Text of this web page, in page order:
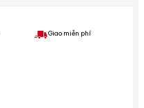
Giao miễn phí